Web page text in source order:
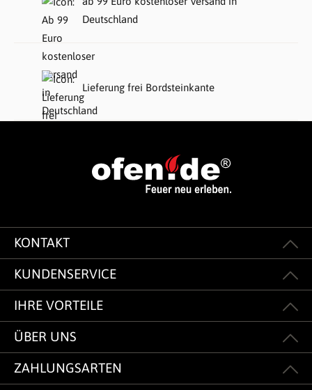
Deutschland
Lieferung frei Bordsteinkante
KONTAKT
KUNDENSERVICE
IHRE VORTEILE
ÜBER UNS
ZAHLUNGSARTEN